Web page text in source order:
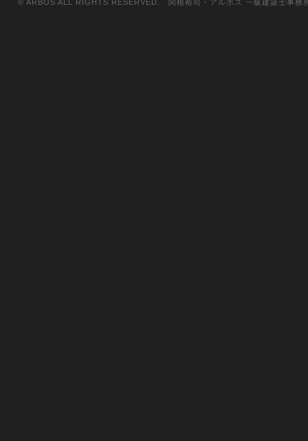
© ARBOS ALL RIGHTS RESERVED. 関根裕司・アルボス 一級建築士事務